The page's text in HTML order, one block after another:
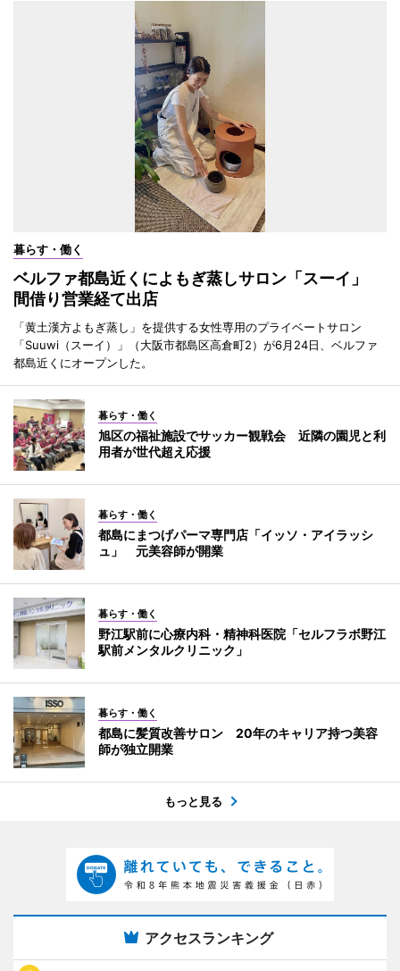
暮らす・働く
ベルファ都島近くによもぎ蒸しサロン「スーイ」
間借り営業経て出店
「黄土漢方よもぎ蒸し」を提供する女性専用のプライベートサロン
「Suuwi（スーイ）」（大阪市都島区高倉町2）が6月24日、ベルファ
都島近くにオープンした。
暮らす・働く
旭区の福祉施設でサッカー観戦会 近隣の園児と利
用者が世代超え応援
暮らす・働く
都島にまつげパーマ専門店「イッソ・アイラッシ
ュ」 元美容師が開業
暮らす・働く
野江駅前に心療内科・精神科医院「セルフラボ野江
駅前メンタルクリニック」
暮らす・働く
都島に髪質改善サロン 20年のキャリア持つ美容
師が独立開業
もっと見る
アクセスランキング